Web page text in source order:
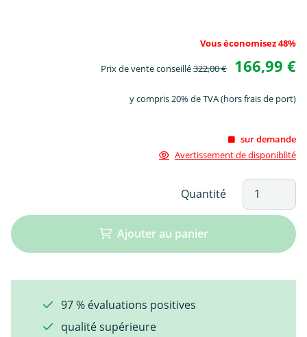
Vous économisez 48%
Prix de vente conseillé322,00 € 166,99 €
y compris 20% de TVA (hors frais de port)
sur demande
Avertissement de disponiblité
Quantité
Ajouter au panier
97 % évaluations positives
qualité supérieure